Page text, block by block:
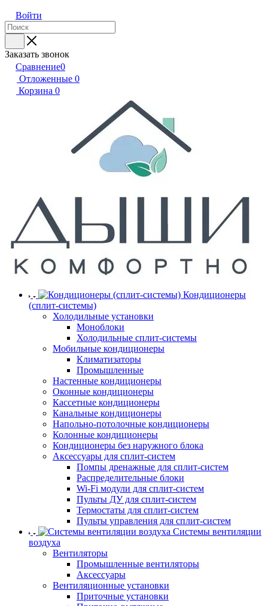
Войти
Заказать звонок
Сравнение0
Отложенные 0
Корзина 0
Кондиционеры
(сплит-системы)
Холодильные установки
Моноблоки
Холодильные сплит-системы
Мобильные кондиционеры
Климатизаторы
Промышленные
Настенные кондиционеры
Оконные кондиционеры
Кассетные кондиционеры
Канальные кондиционеры
Напольно-потолочные кондиционеры
Колонные кондиционеры
Кондиционеры без наружного блока
Аксессуары для сплит-систем
Помпы дренажные для сплит-систем
Распределительные блоки
Wi-Fi модули для сплит-систем
Пульты ДУ для сплит-систем
Термостаты для сплит-систем
Пульты управления для сплит-систем
Системы вентиляции
воздуха
Вентиляторы
Промышленные вентиляторы
Аксессуары
Вентиляционные установки
Приточные установки